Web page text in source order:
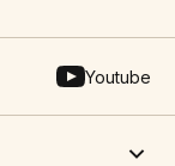
Youtube